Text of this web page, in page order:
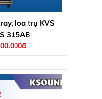
loa trụ KVS
315AB